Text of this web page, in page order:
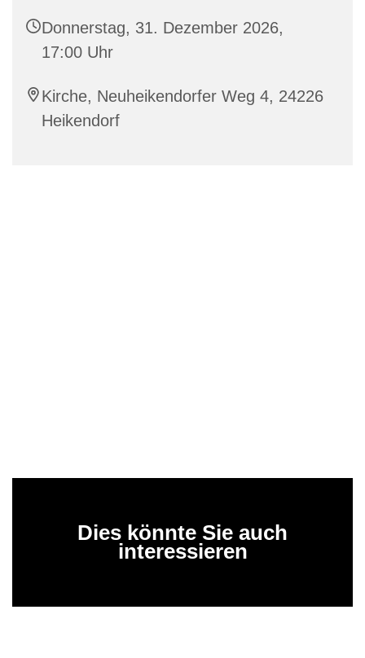
Donnerstag, 31. Dezember 2026,
17:00 Uhr
Kirche, Neuheikendorfer Weg 4, 24226
Heikendorf
Dies könnte Sie auch
interessieren